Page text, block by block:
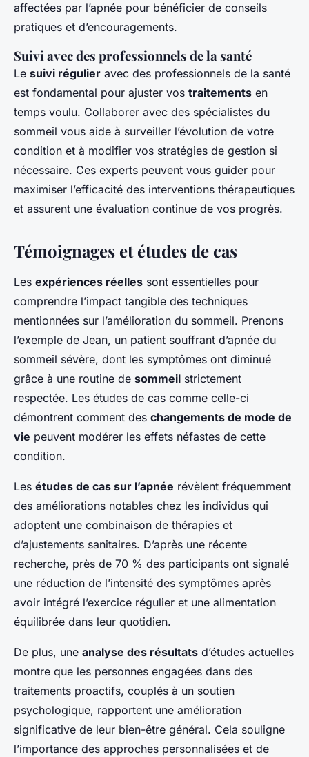
affectées par l’apnée pour bénéficier de conseils
pratiques et d’encouragements.
Suivi avec des professionnels de la santé
Le suivi régulier avec des professionnels de la santé
est fondamental pour ajuster vos traitements en
temps voulu. Collaborer avec des spécialistes du
sommeil vous aide à surveiller l’évolution de votre
condition et à modifier vos stratégies de gestion si
nécessaire. Ces experts peuvent vous guider pour
maximiser l’efficacité des interventions thérapeutiques
et assurent une évaluation continue de vos progrès.
Témoignages et études de cas
Les expériences réelles sont essentielles pour
comprendre l’impact tangible des techniques
mentionnées sur l’amélioration du sommeil. Prenons
l’exemple de Jean, un patient souffrant d’apnée du
sommeil sévère, dont les symptômes ont diminué
grâce à une routine de sommeil strictement
respectée. Les études de cas comme celle-ci
démontrent comment des changements de mode de
vie peuvent modérer les effets néfastes de cette
condition.
Les études de cas sur l’apnée révèlent fréquemment
des améliorations notables chez les individus qui
adoptent une combinaison de thérapies et
d’ajustements sanitaires. D’après une récente
recherche, près de 70 % des participants ont signalé
une réduction de l’intensité des symptômes après
avoir intégré l’exercice régulier et une alimentation
équilibrée dans leur quotidien.
De plus, une analyse des résultats d’études actuelles
montre que les personnes engagées dans des
traitements proactifs, couplés à un soutien
psychologique, rapportent une amélioration
significative de leur bien-être général. Cela souligne
l’importance des approches personnalisées et de